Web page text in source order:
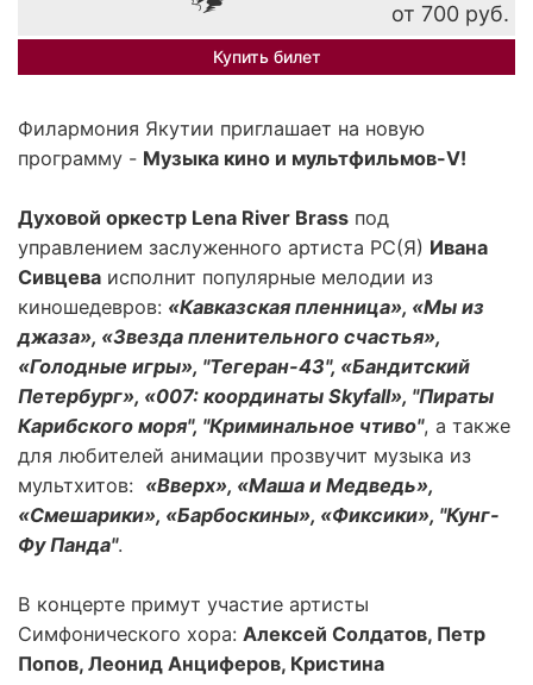
от 700 руб.
Купить билет
Филармония Якутии приглашает на новую
программу - Музыка кино и мультфильмов-V!
Духовой оркестр Lena River Brass под
управлением заслуженного артиста РС(Я) Ивана
Сивцева исполнит популярные мелодии из
киношедевров: «Кавказская пленница», «Мы из
джаза», «Звезда пленительного счастья»,
«Голодные игры», "Тегеран-43", «Бандитский
Петербург», «007: координаты Skyfall», "Пираты
Карибского моря", "Криминальное чтиво", а также
для любителей анимации прозвучит музыка из
мультхитов: «Вверх», «Маша и Медведь»,
«Смешарики», «Барбоскины», «Фиксики», "Кунг-
Фу Панда".
В концерте примут участие артисты
Симфонического хора: Алексей Солдатов, Петр
Попов, Леонид Анциферов, Кристина